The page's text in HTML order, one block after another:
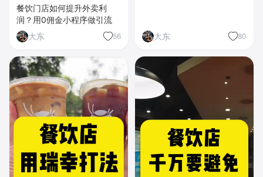
餐饮门店如何提升外卖利
润？用0佣金小程序做引流
大东
56 大东 80